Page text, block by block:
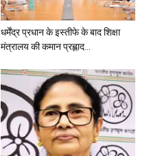
धर्मेंद्र प्रधान के इस्तीफे के बाद शिक्षा
मंत्रालय की कमान प्रह्लाद...